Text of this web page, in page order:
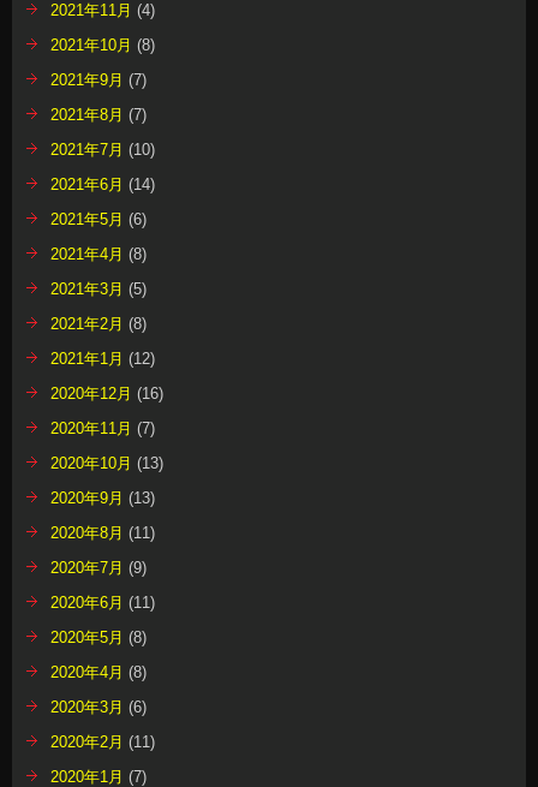
2021年11月 (4)
2021年10月 (8)
2021年9月 (7)
2021年8月 (7)
2021年7月 (10)
2021年6月 (14)
2021年5月 (6)
2021年4月 (8)
2021年3月 (5)
2021年2月 (8)
2021年1月 (12)
2020年12月 (16)
2020年11月 (7)
2020年10月 (13)
2020年9月 (13)
2020年8月 (11)
2020年7月 (9)
2020年6月 (11)
2020年5月 (8)
2020年4月 (8)
2020年3月 (6)
2020年2月 (11)
2020年1月 (7)